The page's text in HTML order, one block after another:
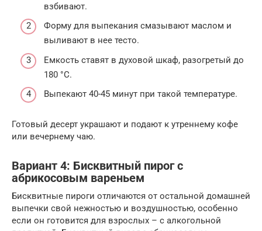
взбивают.
Форму для выпекания смазывают маслом и
выливают в нее тесто.
Емкость ставят в духовой шкаф, разогретый до
180 °С.
Выпекают 40-45 минут при такой температуре.
Готовый десерт украшают и подают к утреннему кофе
или вечернему чаю.
Вариант 4: Бисквитный пирог с
абрикосовым вареньем
Бисквитные пироги отличаются от остальной домашней
выпечки свой нежностью и воздушностью, особенно
если он готовится для взрослых – с алкогольной